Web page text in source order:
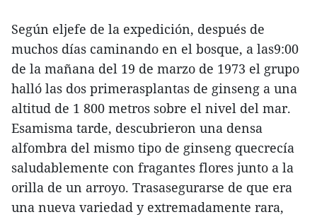
Según eljefe de la expedición, después de
muchos días caminando en el bosque, a las9:00
de la mañana del 19 de marzo de 1973 el grupo
halló las dos primerasplantas de ginseng a una
altitud de 1 800 metros sobre el nivel del mar.
Esamisma tarde, descubrieron una densa
alfombra del mismo tipo de ginseng quecrecía
saludablemente con fragantes flores junto a la
orilla de un arroyo. Trasasegurarse de que era
una nueva variedad y extremadamente rara,